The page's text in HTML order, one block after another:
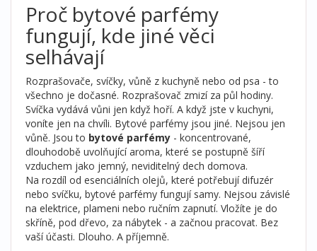
Proč bytové parfémy
fungují, kde jiné věci
selhávají
Rozprašovače, svíčky, vůně z kuchyně nebo od psa - to
všechno je dočasné. Rozprašovač zmizí za půl hodiny.
Svíčka vydává vůni jen když hoří. A když jste v kuchyni,
voníte jen na chvíli. Bytové parfémy jsou jiné. Nejsou jen
vůně. Jsou to bytové parfémy - koncentrované,
dlouhodobě uvolňující aroma, které se postupně šíří
vzduchem jako jemný, neviditelný dech domova.
Na rozdíl od esenciálních olejů, které potřebují difuzér
nebo svíčku, bytové parfémy fungují samy. Nejsou závislé
na elektrice, plameni nebo ručním zapnutí. Vložíte je do
skříně, pod dřevo, za nábytek - a začnou pracovat. Bez
vaší účasti. Dlouho. A příjemně.